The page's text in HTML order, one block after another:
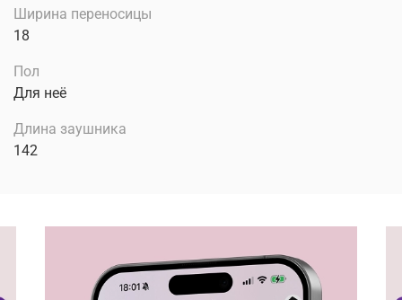
Ширина переносицы
18
Пол
Для неё
Длина заушника
142